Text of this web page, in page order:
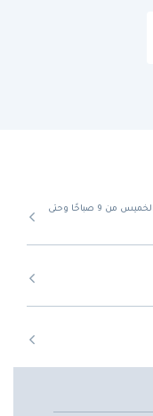
من الأحد إلى الخميس من 9 صباحًا وحتى